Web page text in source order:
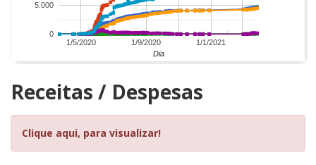
1/5/2020 1/9/2020 1/1/2021
0
5.000
Dia
Receitas / Despesas
Clique aqui, para visualizar!